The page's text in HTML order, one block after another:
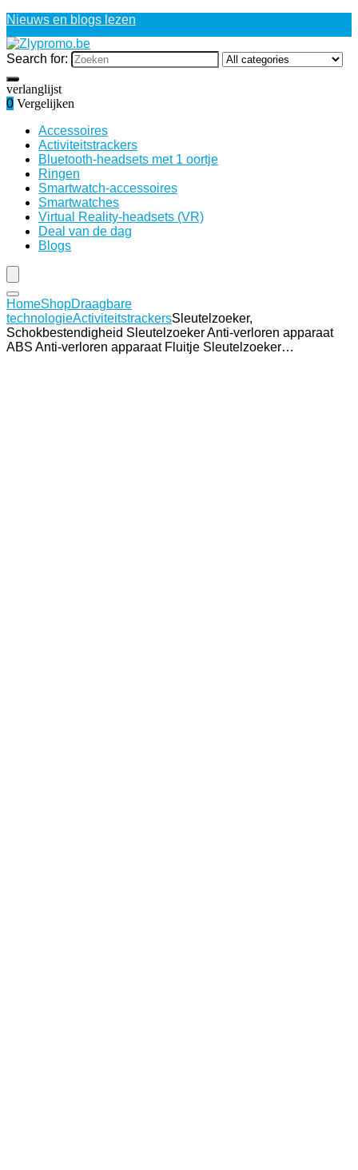
Nieuws en blogs lezen
Search for:
verlanglijst
0 Vergelijken
Accessoires
Activiteitstrackers
Bluetooth-headsets met 1 oortje
Ringen
Smartwatch-accessoires
Smartwatches
Virtual Reality-headsets (VR)
Deal van de dag
Blogs
HomeShopDraagbare
technologieActiviteitstrackersSleutelzoeker,
Schokbestendigheid Sleutelzoeker Anti-verloren apparaat
ABS Anti-verloren apparaat Fluitje Sleutelzoeker…